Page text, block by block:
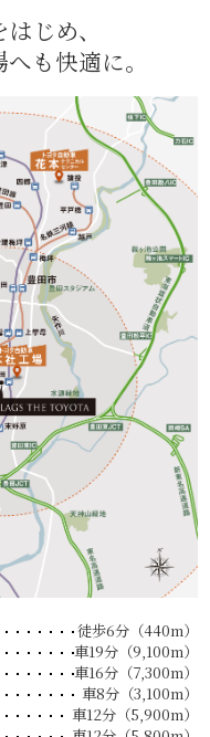
じめ、
も快適に。
徒歩6分（440m）
車19分（9,100m）
車16分（7,300m）
車8分（3,100m）
車12分（5,900m）